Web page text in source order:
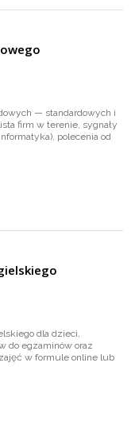
— standardowych i
firm w terenie, sygnały
polecenia od
dla dzieci,
do egzaminów oraz
w formule online lub